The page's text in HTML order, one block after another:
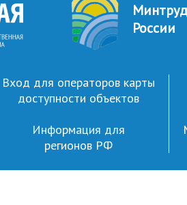
Минтруд
России
Вход для операторов карты
доступности объектов
Информация для
регионов РФ